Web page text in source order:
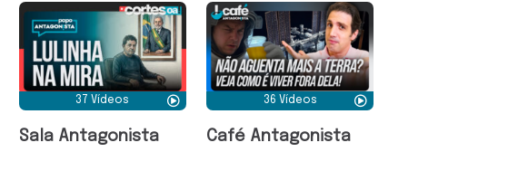
37 Vídeos
Sala Antagonista
36 Vídeos
Café Antagonista